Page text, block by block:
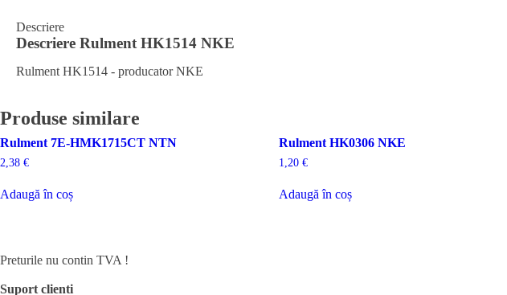
Descriere
Descriere Rulment HK1514 NKE
Rulment HK1514 - producator NKE
Produse similare
Rulment 7E-HMK1715CT NTN
2,38 €
Adaugă în coș
Rulment HK0306 NKE
1,20€
Adaugă în coș
Preturile nu contin TVA !
Suport clienti